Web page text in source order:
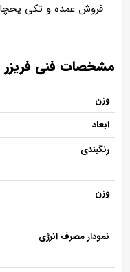
فروش عمده و تکی
مشخصات فنی فریزر
وزن
ابعاد
رنگبندی
وزن
نمودار مصرف انرژی